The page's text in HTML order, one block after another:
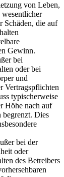
von Leben,
Schäden, die auf
Gewinn.
bei
oder bei
und
Vertragspflichten
typischerweise
Höhe nach auf
begrenzt. Dies
bei der
oder
des Betreibers